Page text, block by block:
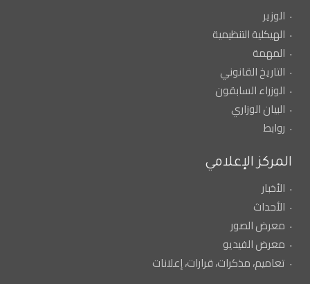
الوزير
الهيكلية التنظيمية
المهمة
التاريخ القانوني
الوزراء السابقون
البيان الوزاري
روابط
المركز الإعلامي
الأخبار
الأحداث
معرض الصور
معرض الفيديو
تعاميم، مذكرات، قرارات، إعلانات